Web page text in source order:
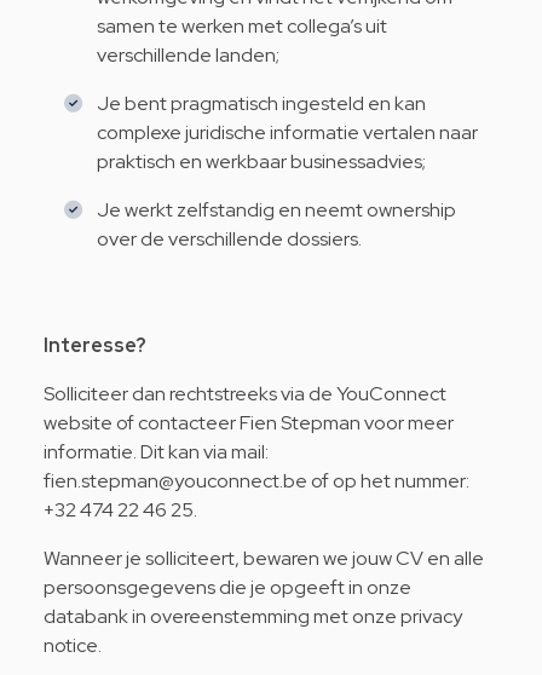
samen tewerkenmetcollega’suit
verschillendelanden;
Jebentpragmatischingesteld enkan
complexejuridischeinformatievertalennaar
praktisch enwerkbaarbusinessadvies;
Jewerktzelfstandig enneemtownership
over deverschillende dossiers.
Interesse?
Solliciteer dan rechtstreeks via de YouConnect
website of contacteer Fien Stepman voor meer
informatie. Dit kan via mail:
fien.stepman@youconnect.be of op het nummer:
+32 474 22 46 25.
Wanneer je solliciteert, bewaren we jouw CV en alle
persoonsgegevens die je opgeeft in onze
databank in overeenstemming met onzeprivacy
notice.